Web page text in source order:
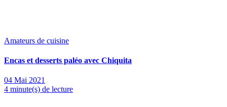
Amateurs de cuisine
Encas et desserts paléo avec Chiquita
04 Mai 2021
4 minute(s) de lecture